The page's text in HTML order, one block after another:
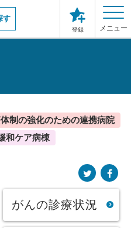
す
登録 メニュー
制の強化のための連携病院
和ケア病棟
がんの診療状況